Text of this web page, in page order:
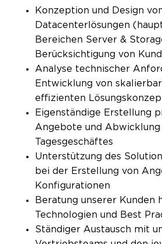
Konzeption und Design
Datacenterlösungen
Bereichen Server &
Berücksichtigung von
Analyse technischer
Entwicklung von
effizienten
Eigenständige Erstellung
Angebote und Abwicklung
Tagesgeschäftes
Unterstützung des
bei der Erstellung von
Konfigurationen
Beratung unserer Kunden
Technologien und Best
Ständiger Austausch mit